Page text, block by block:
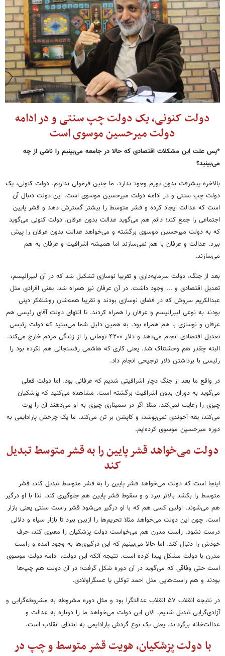
دولت کنونی، یک دولت چپ سنتی و در ادامه
دولت میرحسین موسوی است
*پس علت این مشکلات اقتصادی که حالا در جامعه میبینیم را ناشی از چه
میبینید؟
بالاخره پیشرفت بدون تورم وجود ندارد. ما چنین فرمولی نداریم. دولت کنونی، یک
دولت چپ سنتی و در ادامه دولت میرحسین موسوی است. این دولت دنبال آن
است که عدالت ایجاد کرده و قشر متوسط را بیشتر گسترش دهد و قشر پایین
اجتماعی را جمع کند؛ دائم هم میگوید عدالت بدون عرفان. دولت کنونی میگوید
که به دولت میرحسین موسوی برگشته و میخواهد عدالت بدون عرفان را پیش
ببرد. عدالت و عرفان با هم نمیسازند اما همیشه اشرافیت و عرفان به هم
میسازند.
بعد از جنگ، دولت سرمایهداری و تقریبا نوسازی تشکیل شد که در آن لیبرالیسم،
تعدیل اقتصادی و ... وجود داشت. در آن عرفان نیز همراه شد. یعنی افرادی مثل
عبدالکریم سروش که در فضای نوسازی بودند و تقریبا همه‌شان روشنفکر دینی
بودند به نوعی لیبرالیسم و عرفان را همراه کردند. تا انتهای دولت آقای رئیسی هم
عرفان و نوسازی با هم همراه بود. به همین دلیل شما می‌بینید که دولت رئیسی
تعدیل اقتصادی انجام می‌دهد و دلار ۴۲۰۰ تومانی را از زندگی مردم خارج می‌کند.
البته چقدر هم وحشتناک شد. یعنی کاری که هاشمی رفسنجانی هم نکرده بود را
رئیسی با برداشتن دلار ترجیحی انجام داد.
در واقع ما بعد از جنگ دچار اشرافیتی شدیم که عرفانی بود. اما دولت فعلی
میگوید به دوران بدون اشرافیت برگشته است. مشاهده می‌کنید که پزشکیان
چیزی را رعایت نمیکند. مثلا اگر در سمیناری چیزی به او می‌دهند آن را پرت
میکند، یقه آخوندی نمیپوشد، و کاپشن بر تن می‌کند. ما یک چرخش پارادایمی به
دوره میرحسین موسوی کرده‌ایم.
دولت میخواهد قشر پایین را به قشر متوسط تبدیل
کند
اینجا است که دولت میخواهد قشر پایین را به قشر متوسط تبدیل کند، قشر
متوسط را بکشد بالاتر ببرد و و سقوط قشر پایین هم جلوگیری کند. لذا با او درگیر
هم می‌شوند. اولین کسی هم که با او درگیر می‌شود قشر راست سنتی یعنی بازار
است. چون این دولت می‌خواهد مثلا تحریمها را ازبین ببرد تا بازار سیاه و دلالی
درست نشود. راست مدرن هم میخواست دولت پزشکیان را معبری کند، حرف
خودش را دنبال کند. اما حالا می‌بینیم که این درگیریها به وجود آمده و راست
مدرن با دولت مشکل پیدا کرده است. نتیجه آنکه این دولت، ادامه دولت موسوی
است حتی وفاقی که می‌گوید در آن دوره شکل گرفت؛ در آن دولت هم چپها
بودند و هم راستهایی مثل احمد توکلی یا عسگراولادی.
در نتیجه انقلاب ۵۷ انقلاب عدالتگرا بود و مثل دوره مشروطه به مشروطه
گرایی و
آزادیگرایی تبدیل شدیم. الان این دولت میخواهد ما را دوباره به عدالت و
عدالتخانه برگرداند. یعنی یک نوع گردش پارادایمی به ابتدای انقلاب است.
با دولت پزشکیان، هویت قشر متوسط و چپ در